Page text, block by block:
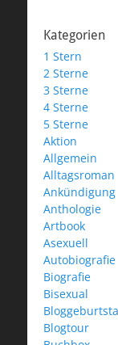
Kategorien
1 Stern
2 Sterne
3 Sterne
4 Sterne
5 Sterne
Aktion
Allgemein
Alltagsroman
Ankündigung
Anthologie
Artbook
Asexuell
Autobiografie
Biografie
Bisexual
Blogtour